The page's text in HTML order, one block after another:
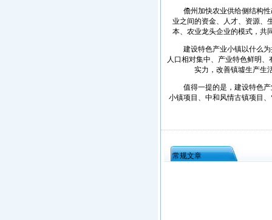
儋州加快农业供给侧结构性
业之间的资金、人才、资源、
本、农业龙头企业的模式，共
建设特色产业小镇以什么为
人口相对集中、产业特色鲜明
实力，改善镇墟生产生
值得一提的是，建设特色产
小镇项目、中和风情古镇项目
常规文章